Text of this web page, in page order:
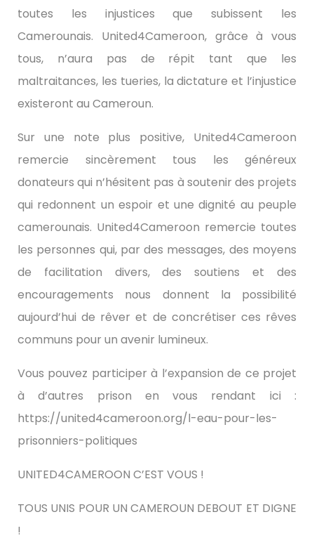
toutes les injustices que subissent les
Camerounais. United4Cameroon, grâce à vous
tous, n’aura pas de répit tant que les
maltraitances, les tueries, la dictature et l’injustice
existeront au Cameroun.
Sur une note plus positive, United4Cameroon
remercie sincèrement tous les généreux
donateurs qui n’hésitent pas à soutenir des projets
qui redonnent un espoir et une dignité au peuple
camerounais. United4Cameroon remercie toutes
les personnes qui, par des messages, des moyens
de facilitation divers, des soutiens et des
encouragements nous donnent la possibilité
aujourd’hui de rêver et de concrétiser ces rêves
communs pour un avenir lumineux.
Vous pouvez participer à l’expansion de ce projet
à d’autres prison en vous rendant ici :
https://united4cameroon.org/l-eau-pour-les-
prisonniers-politiques
UNITED4CAMEROON C’EST VOUS !
TOUS UNIS POUR UN CAMEROUN DEBOUT ET DIGNE
!